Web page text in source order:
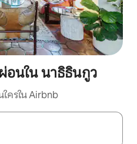
นใน นาธิธินกูว
ครใน Airbnb
หรือปัด เพื่อสำรวจผลการค้นหา